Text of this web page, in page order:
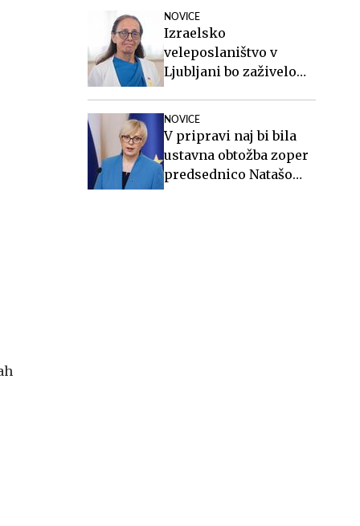
NOVICE
Izraelsko
veleposlaništvo v
Ljubljani bo zaživelo
NOVICE
V pripravi naj bi bila
ustavna obtožba zoper
predsednico Natašo